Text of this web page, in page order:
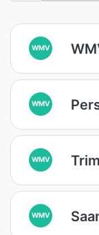
WMV
WMV
WMV
WMV